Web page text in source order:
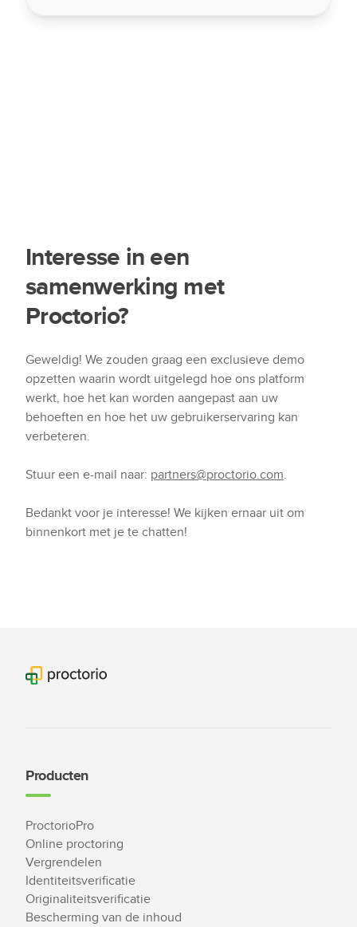
Interesse in een
samenwerking met
Proctorio?
Geweldig! We zouden graag een exclusieve demo
opzetten waarin wordt uitgelegd hoe ons platform
werkt, hoe het kan worden aangepast aan uw
behoeften en hoe het uw gebruikerservaring kan
verbeteren.
Stuur een e-mail naar: partners@proctorio.com.
Bedankt voor je interesse! We kijken ernaar uit om
binnenkort met je te chatten!
Producten
ProctorioPro
Online proctoring
Vergrendelen
Identiteitsverificatie
Originaliteitsverificatie
Bescherming van de inhoud